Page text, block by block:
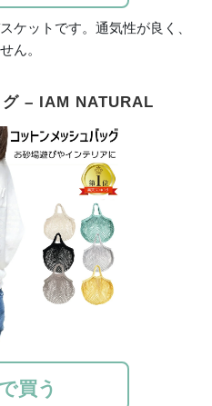
ケットです。通気性が良く、
ん。
グ – IAM NATURAL
買う